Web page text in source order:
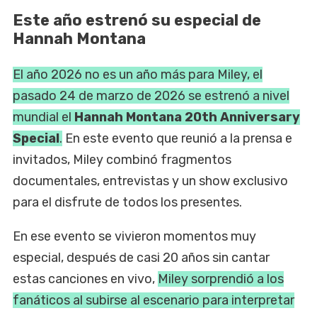
Este año estrenó su especial de
Hannah Montana
El año 2026 no es un año más para Miley, el
pasado 24 de marzo de 2026 se estrenó a nivel
mundial el Hannah Montana 20th Anniversary
Special. En este evento que reunió a la prensa e
invitados, Miley combinó fragmentos
documentales, entrevistas y un show exclusivo
para el disfrute de todos los presentes.
En ese evento se vivieron momentos muy
especial, después de casi 20 años sin cantar
estas canciones en vivo, Miley sorprendió a los
fanáticos al subirse al escenario para interpretar